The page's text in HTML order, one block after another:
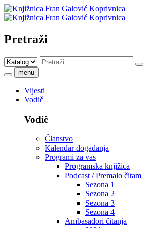
Pretraži
menu
Vijesti
Vodič
Vodič
Članstvo
Kalendar događanja
Programi za vas
Programska knjižica
Podcast / Premalo čitam
Sezona 1
Sezona 2
Sezona 3
Sezona 4
Ambasadori čitanja